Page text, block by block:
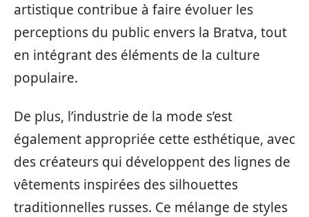
artistique contribue à faire évoluer les
perceptions du public envers la Bratva, tout
en intégrant des éléments de la culture
populaire.
De plus, l’industrie de la mode s’est
également appropriée cette esthétique, avec
des créateurs qui développent des lignes de
vêtements inspirées des silhouettes
traditionnelles russes. Ce mélange de styles